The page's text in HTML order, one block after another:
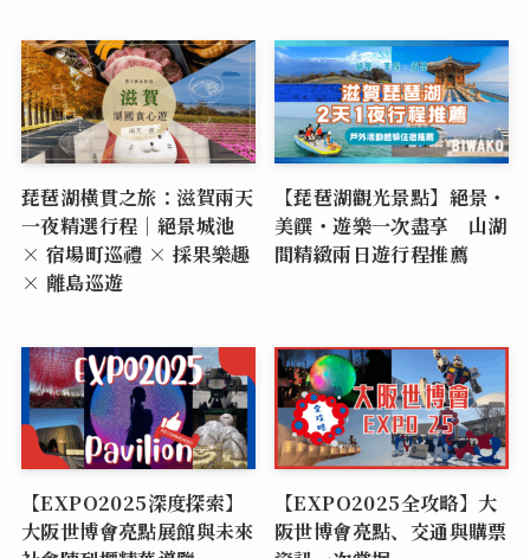
琵琶湖橫貫之旅：滋賀兩天
一夜精選行程｜絕景城池
× 宿場町巡禮 × 採果樂趣
× 離島巡遊
【琵琶湖觀光景點】絕景・
美饌・遊樂一次盡享 山湖
間精緻兩日遊行程推薦
【EXPO2025深度探索】
大阪世博會亮點展館與未來
【EXPO2025全攻略】大
阪世博會亮點、交通與購票